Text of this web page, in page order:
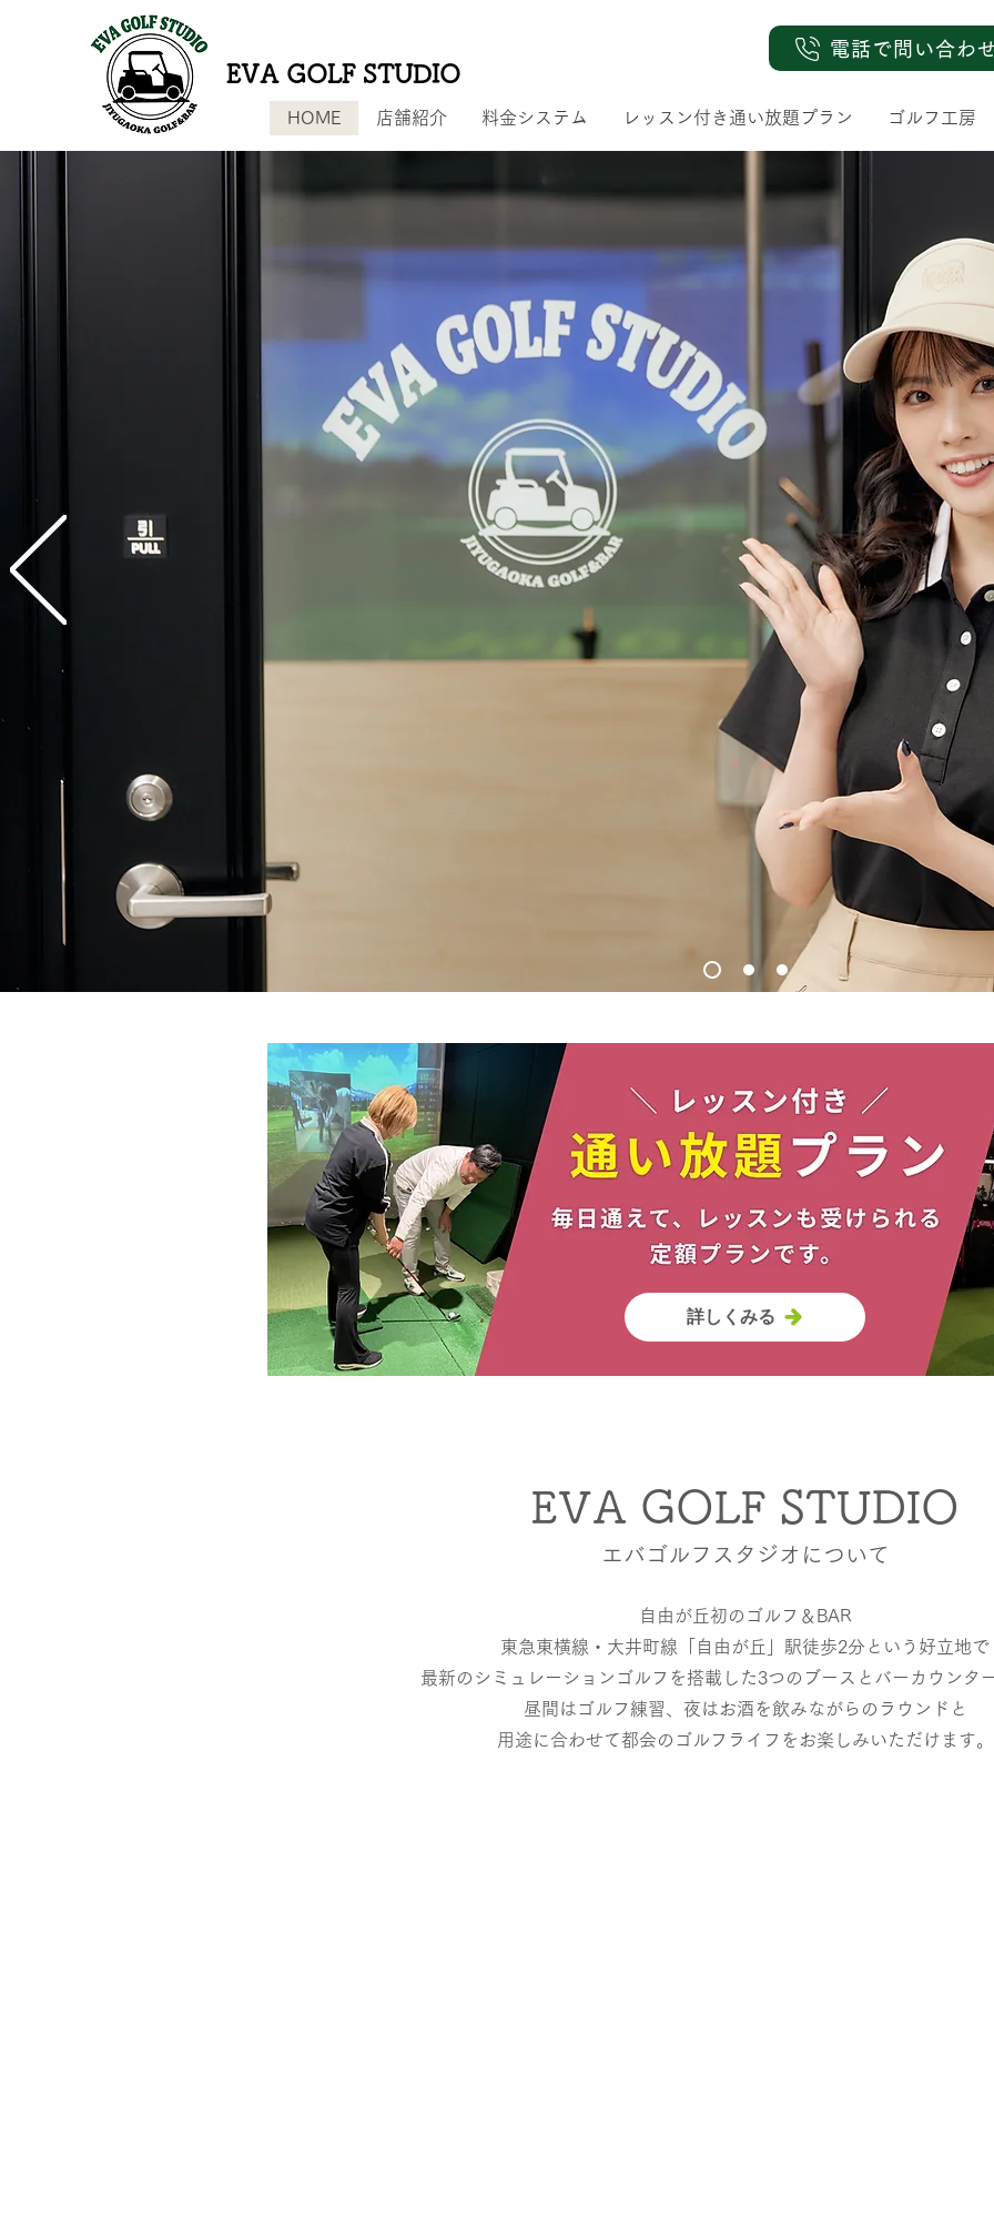
EVA GOLF STUDIO
電話で問い合わ
HOME 店舗紹介 料金システム レッスン付き通い放題プラン ゴルフ工房
詳しくみる
EVA GOLF STUDIO
エバゴルフスタジオについて
自由が丘初のゴルフ＆BAR
東急東横線・大井町線「自由が丘」駅徒歩2分という好立地で
最新のシミュレーションゴルフを搭載した3つのブースとバーカウンタ
昼間はゴルフ練習、夜はお酒を飲みながらのラウンドと
用途に合わせて​都会のゴルフライフをお楽しみいただけます。